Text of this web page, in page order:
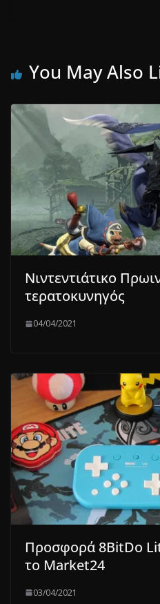
You May Also
Νιντεντιάτικο
τερατοκυνηγός
04/04/2021
Προσφορά 8BitDo
το Market24
03/04/2021